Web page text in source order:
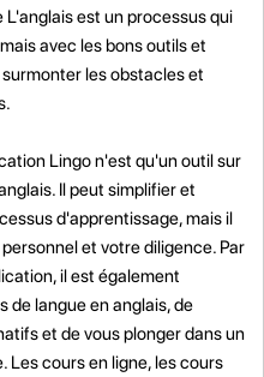
est un processus qui
avec les bons outils et
les obstacles et
Lingo n'est qu'un outil sur
Il peut simplifier et
d'apprentissage, mais il
et votre diligence. Par
il est également
de langue en anglais, de
et de vous plonger dans un
Les cours en ligne, les cours